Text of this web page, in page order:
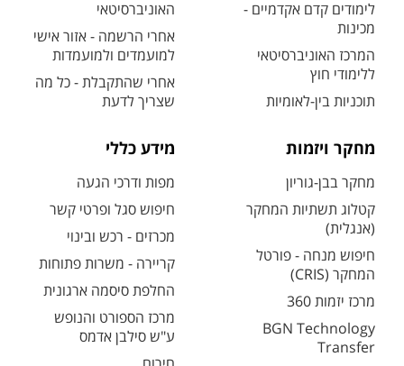
לימודים קדם אקדמיים -
מכינות
המרכז האוניברסיטאי
ללימודי חוץ
תוכניות בין-לאומיות
האוניברסיטאי
אחרי הרשמה - אזור אישי
למועמדים ולמועמדות
אחרי שהתקבלת - כל מה
שצריך לדעת
מחקר ויזמות
מחקר בבן-גוריון
קטלוג תשתיות המחקר
(אנגלית)
חיפוש מנחה - פורטל
המחקר (CRIS)
מרכז יזמות 360
BGN Technology
Transfer
מידע כללי
מפות ודרכי הגעה
חיפוש סגל ופרטי קשר
מכרזים - רכש ובינוי
קריירה - משרות פתוחות
החלפת סיסמה ארגונית
מרכז הספורט והנופש
ע"ש סילבן אדמס